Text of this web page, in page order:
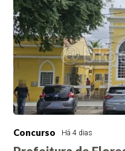
Concurso Há 4 dias